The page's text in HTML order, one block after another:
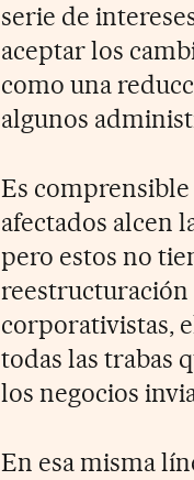
serie de
aceptar los
como una
algunos
Es
afectados alcen
pero estos no
reestructuración
corporativistas,
todas las trabas
los negocios
En esa misma